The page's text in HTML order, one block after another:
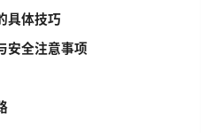
具体技巧
安全注意事项